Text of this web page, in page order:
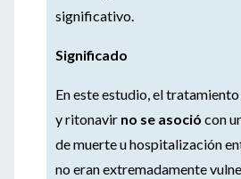
significativo.
Significado
En este estudio, el
y ritonavir no se asoció con
de muerte u hospitalización
no eran extremadamente